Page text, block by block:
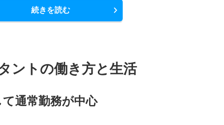
続きを読む
ントの働き方と生活
通常勤務が中心